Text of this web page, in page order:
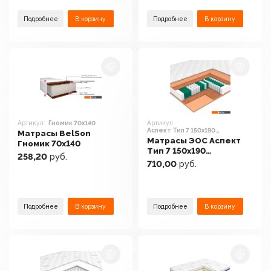
Подробнее В корзину Подробнее В корзину
Артикул: Гномик 70x140
Матрасы BelSon
Гномик 70x140
258,20 руб.
Подробнее В корзину
Артикул:
Аспект Тип 7 150x190
(трикотаж)
Матрасы ЭОС Аспект
Тип 7 150x190
(трикотаж)
710,00 руб.
Подробнее В корзину